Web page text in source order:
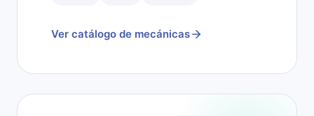
Ver catálogo de mecánicas